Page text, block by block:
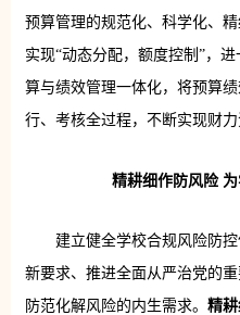
预算管理的规范化、科学化、
实现“动态分配，额度控制”，
算与绩效管理一体化，将预算
行、考核全过程，不断实现财力
精耕细作防风险
建立健全学校合规风险防
新要求、推进全面从严治党的
防范化解风险的内生需求。 精耕